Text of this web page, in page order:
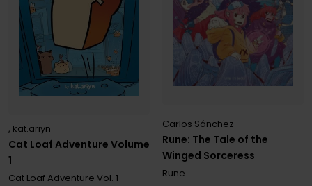
Cat Loaf Adventure Volume
1
, kat.ariyn
Cat Loaf Adventure Vol. 1
Rune: The Tale of the
Winged Sorceress
Carlos Sánchez
Rune